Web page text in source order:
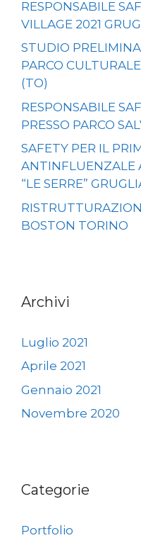
RESPONSABILE
VILLAGE 2021
STUDIO
PARCO
(TO)
RESPONSABILE
PRESSO PARCO
SAFETY PER IL
ANTINFLUENZALE
“LE SERRE”
BOSTON TORINO
Archivi
Luglio 2021
Aprile 2021
Gennaio 2021
Novembre 2020
Categorie
Portfolio